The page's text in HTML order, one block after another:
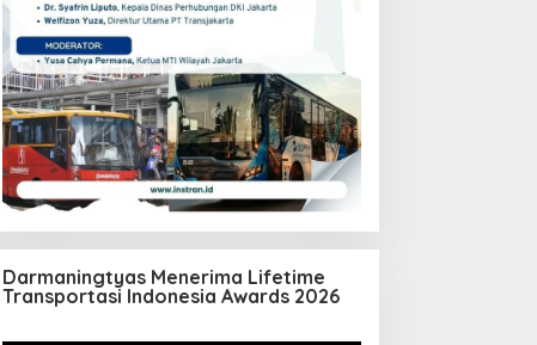
Darmaningtyas Menerima Lifetime
Transportasi Indonesia Awards 2026